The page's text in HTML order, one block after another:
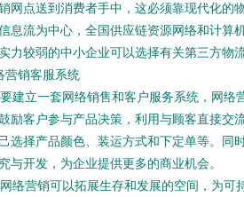
网点送到消费者手中，这必须靠现代化的
息流为中心，全国供应链资源网络和计算
力较弱的中小企业可以选择有关第三方物
销客服系统
建立一套网络销售和客户服务系统，网络
励客户参与产品决策，利用与顾客直接交
选择产品颜色、装运方式和下定单等。同
与开发，为企业提供更多的商业机会。
络营销可以拓展生存和发展的空间，为可